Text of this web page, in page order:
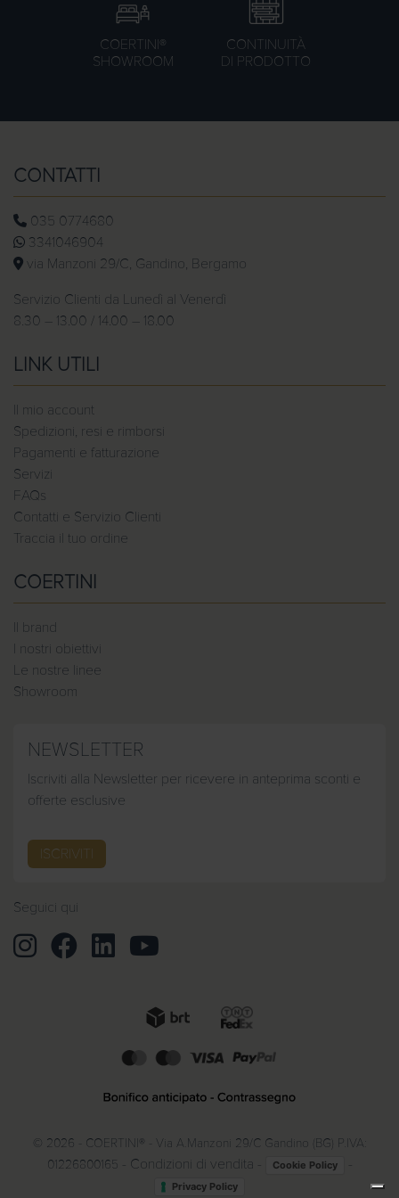
COERTINI®
SHOWROOM
CONTINUITÀ
DI PRODOTTO
CONTATTI
035 0774680
3341046904
via Manzoni 29/C, Gandino, Bergamo
Servizio Clienti da Lunedì al Venerdì
8.30 – 13.00 / 14.00 – 18.00
LINK UTILI
Il mio account
Spedizioni, resi e rimborsi
Pagamenti e fatturazione
Servizi
FAQs
Contatti e Servizio Clienti
Traccia il tuo ordine
COERTINI
Il brand
I nostri obiettivi
Le nostre linee
Showroom
NEWSLETTER
Iscriviti alla Newsletter per ricevere in anteprima sconti e
offerte esclusive
ISCRIVITI
Seguici qui
© 2026 - COERTINI® - Via A.Manzoni 29/C Gandino (BG) P.IVA:
01226800165 - Condizioni di vendita - Cookie Policy -
Privacy Policy